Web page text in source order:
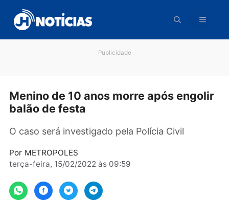
para
conteúdo
Menino de 10 anos morre após
Por METROPOLES
terça-feira, 15/02/2022 às 09:59